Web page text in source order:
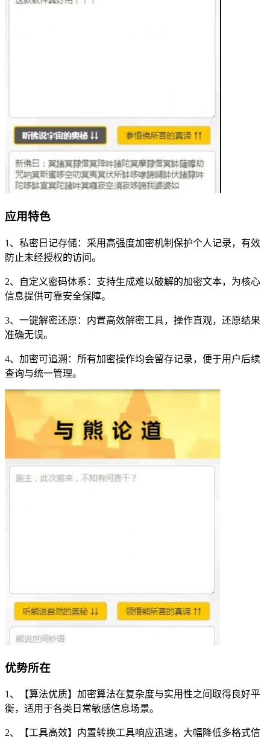
应用特色
1、私密日记存储：采用高强度加密机制保护个人记录，有效
防止未经授权的访问。
2、自定义密码体系：支持生成难以破解的加密文本，为核心
信息提供可靠安全保障。
3、一键解密还原：内置高效解密工具，操作直观，还原结果
准确无误。
4、加密可追溯：所有加密操作均会留存记录，便于用户后续
查询与统一管理。
优势所在
1、【算法优质】加密算法在复杂度与实用性之间取得良好平
衡，适用于各类日常敏感信息场景。
2、【工具高效】内置转换工具响应迅速，大幅降低多格式信